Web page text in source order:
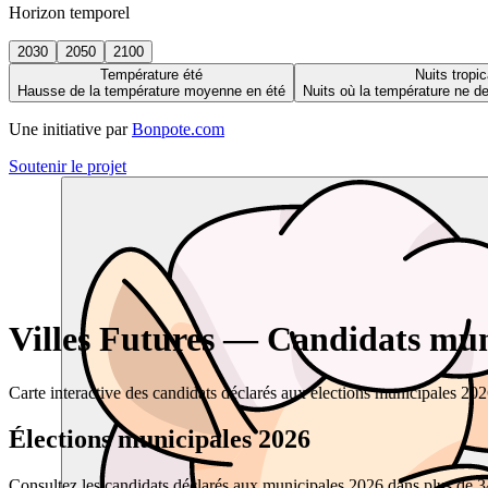
Horizon temporel
2030 2050
2100
Température été
Hausse de la température moyenne en été
Nuits
Nuits où la température ne
Une initiative par Bonpote.com
Soutenir le projet
Villes Futures — Candidats
Carte interactive des candidats déclarés aux élections municipales
Élections municipales 2026